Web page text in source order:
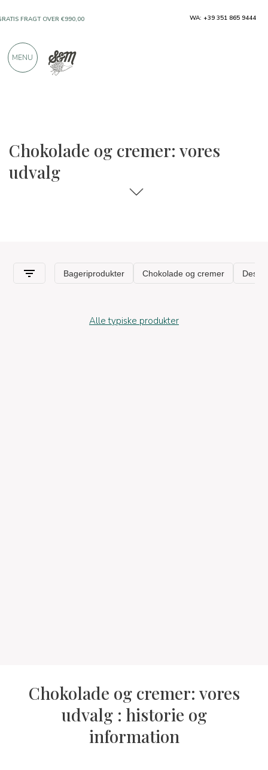
Chokolade og cremer: vores
udvalg
Alle typiske produkter
Chokolade og cremer: vores
udvalg : historie og
information
FRAGT OVER €990,00
PRODUKTER FRA FREMRAGENDE
WA: +39 351 865 9444
MENU